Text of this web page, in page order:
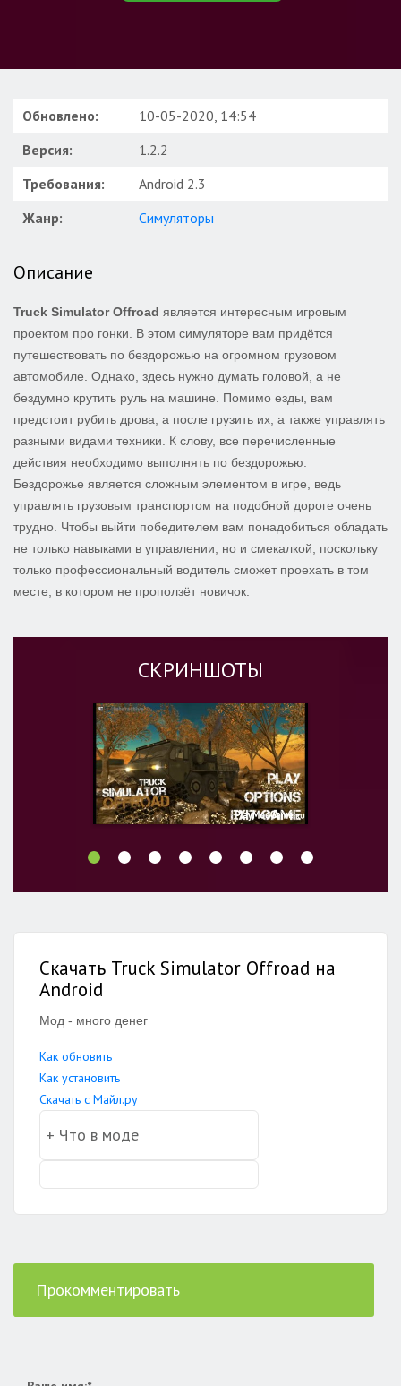
Обновлено:
10-05-2020, 14:54
Версия:
1.2.2
Требования:
Android 2.3
Жанр:
Симуляторы
Описание
Truck Simulator Offroad является интересным игровым
проектом про гонки. В этом симуляторе вам придётся
путешествовать по бездорожью на огромном грузовом
автомобиле. Однако, здесь нужно думать головой, а не
бездумно крутить руль на машине. Помимо езды, вам
предстоит рубить дрова, а после грузить их, а также управлять
разными видами техники. К слову, все перечисленные
действия необходимо выполнять по бездорожью.
Бездорожье является сложным элементом в игре, ведь
управлять грузовым транспортом на подобной дороге очень
трудно. Чтобы выйти победителем вам понадобиться обладать
не только навыками в управлении, но и смекалкой, поскольку
только профессиональный водитель сможет проехать в том
месте, в котором не проползёт новичок.
СКРИНШОТЫ
Скачать Truck Simulator Offroad на
Android
Мод - много денег
Как обновить
Как установить
Скачать с Майл.ру
Прокомментировать